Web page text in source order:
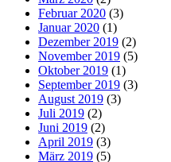
Februar 2020 (3)
Januar 2020 (1)
Dezember 2019 (2)
November 2019 (5)
Oktober 2019 (1)
September 2019 (3)
August 2019 (3)
Juli 2019 (2)
Juni 2019 (2)
April 2019 (3)
März 2019 (5)